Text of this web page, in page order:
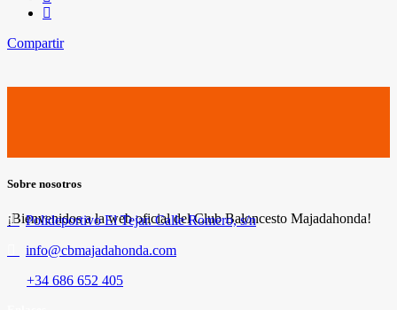
Compartir
Sobre nosotros
¡Bienvenidos a la web oficial del Club Baloncesto Majadahonda!
Polideportivo El Tejar. Calle Romero, s/n
info@cbmajadahonda.com
+34 686 652 405